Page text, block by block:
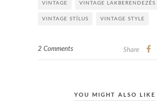
VINTAGE VINTAGE LAKBERENDEZÉS
VINTAGE STÍLUS VINTAGE STYLE
2 Comments Share
YOU MIGHT ALSO LIKE